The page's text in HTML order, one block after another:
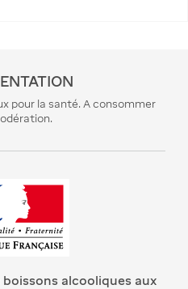
pour la santé. A consommer
alcooliques aux